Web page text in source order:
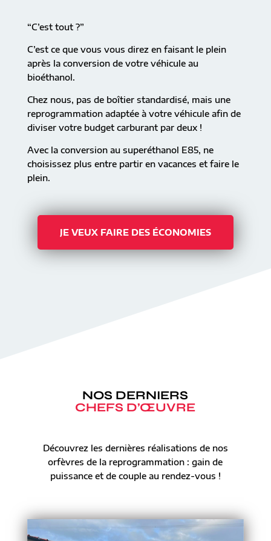
“C’est tout ?”
C’est ce que vous vous direz en faisant le plein
après la conversion de votre véhicule au
bioéthanol.
Chez nous, pas de boîtier standardisé, mais une
reprogrammation adaptée à votre véhicule afin de
diviser votre budget carburant par deux !
Avec la conversion au superéthanol E85, ne
choisissez plus entre partir en vacances et faire le
plein.
JE VEUX FAIRE DES ÉCONOMIES
NOS DERNIERS
CHEFS D’ŒUVRE
Découvrez les dernières réalisations de nos
orfèvres de la reprogrammation : gain de
puissance et de couple au rendez-vous !